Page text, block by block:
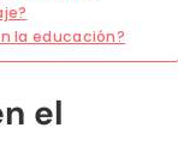
la educación?
el